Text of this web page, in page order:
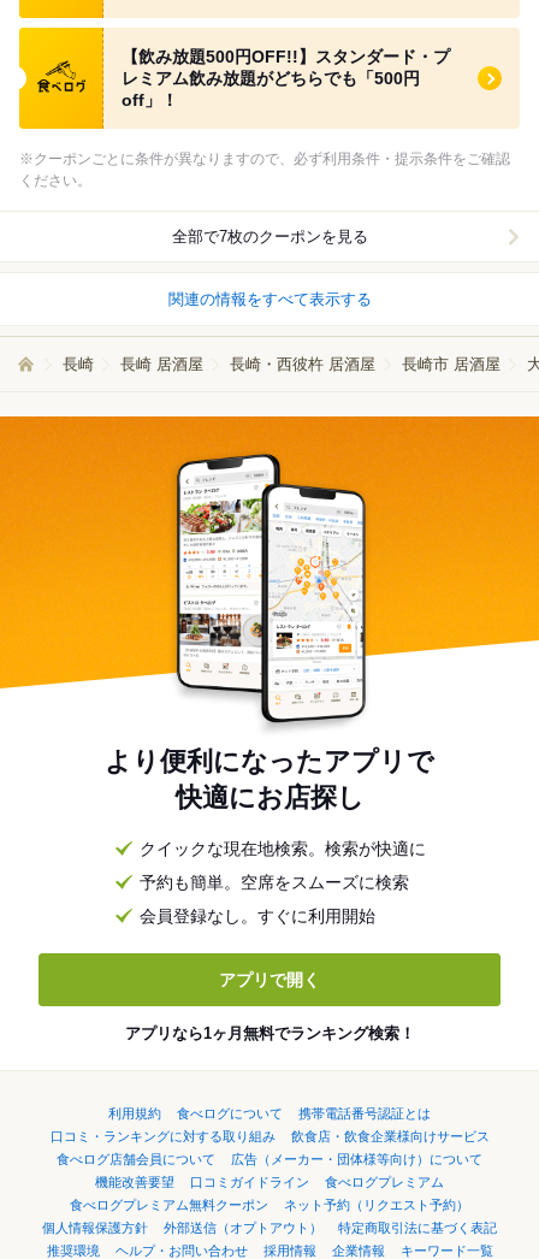
食べログ クーポン
【飲み放題500円OFF!!】スタンダード・プ
レミアム飲み放題がどちらでも「500円
off」！
※クーポンごとに条件が異なりますので、必ず利用条件・提示条件をご確認
ください。
全部で7枚のクーポンを見る
関連の情報をすべて表示する
長崎 長崎 居酒屋 長崎・西彼杵 居酒屋 長崎市 居酒屋
より便利になったアプリで
快適にお店探し
クイックな現在地検索。検索が快適に
予約も簡単。空席をスムーズに検索
会員登録なし。すぐに利用開始
アプリで開く
アプリなら1ヶ月無料でランキング検索！
利用規約 食べログについて
携帯電話番号認証とは
口コミ・ランキングに対する取り組み
飲食店・飲食企業様向けサービス
食べログ店舗会員について
広告（メーカー・団体様等向け）について
機能改善要望
口コミガイドライン
食べログプレミアム
食べログプレミアム無料クーポン
ネット予約（リクエスト予約）
個人情報保護方針
外部送信（オプトアウト）
特定商取引法に基づく表記
推奨環境
ヘルプ・お問い合わせ 採用情報 企業情報 キーワード一覧